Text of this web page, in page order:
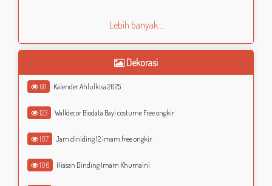
Lebih banyak...
Dekorasi
68 Kalender Ahlulkisa 2025
123 Walldecor Biodata Bayi costume Free ongkir
107 Jam diniding 12 imam free ongkir
106 Hiasan Dinding Imam Khumaini